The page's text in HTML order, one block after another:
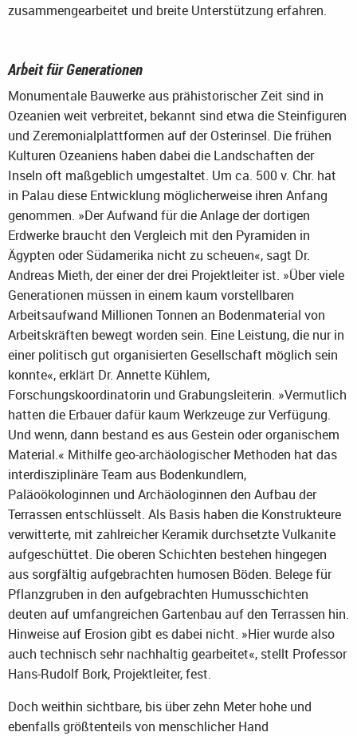
zusammengearbeitet und breite Unterstützung erfahren.
Arbeit für Generationen
Monumentale Bauwerke aus prähistorischer Zeit sind in
Ozeanien weit verbreitet, bekannt sind etwa die Steinfiguren
und Zeremonialplattformen auf der Osterinsel. Die frühen
Kulturen Ozeaniens haben dabei die Landschaften der
Inseln oft maßgeblich umgestaltet. Um ca. 500 v. Chr. hat
in Palau diese Entwicklung möglicherweise ihren Anfang
genommen. »Der Aufwand für die Anlage der dortigen
Erdwerke braucht den Vergleich mit den Pyramiden in
Ägypten oder Südamerika nicht zu scheuen«, sagt Dr.
Andreas Mieth, der einer der drei Projektleiter ist. »Über viele
Generationen müssen in einem kaum vorstellbaren
Arbeitsaufwand Millionen Tonnen an Bodenmaterial von
Arbeitskräften bewegt worden sein. Eine Leistung, die nur in
einer politisch gut organisierten Gesellschaft möglich sein
konnte«, erklärt Dr. Annette Kühlem,
Forschungskoordinatorin und Grabungsleiterin. »Vermutlich
hatten die Erbauer dafür kaum Werkzeuge zur Verfügung.
Und wenn, dann bestand es aus Gestein oder organischem
Material.« Mithilfe geo-archäologischer Methoden hat das
interdisziplinäre Team aus Bodenkundlern,
Paläoökologinnen und Archäologinnen den Aufbau der
Terrassen entschlüsselt. Als Basis haben die Konstrukteure
verwitterte, mit zahlreicher Keramik durchsetzte Vulkanite
aufgeschüttet. Die oberen Schichten bestehen hingegen
aus sorgfältig aufgebrachten humosen Böden. Belege für
Pflanzgruben in den aufgebrachten Humusschichten
deuten auf umfangreichen Gartenbau auf den Terrassen hin.
Hinweise auf Erosion gibt es dabei nicht. »Hier wurde also
auch technisch sehr nachhaltig gearbeitet«, stellt Professor
Hans-Rudolf Bork, Projektleiter, fest.
Doch weithin sichtbare, bis über zehn Meter hohe und
ebenfalls größtenteils von menschlicher Hand